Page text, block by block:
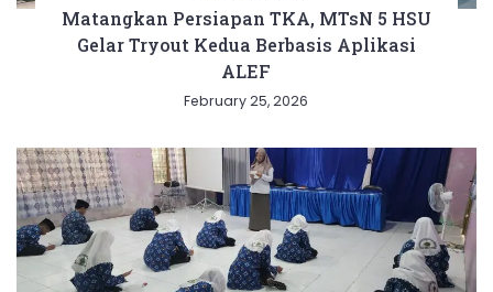
Matangkan Persiapan TKA, MTsN 5 HSU
Gelar Tryout Kedua Berbasis Aplikasi
ALEF
February 25, 2026